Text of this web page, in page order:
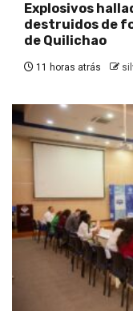
Explosivos
destruidos de
de Quilichao
11 horas atrás